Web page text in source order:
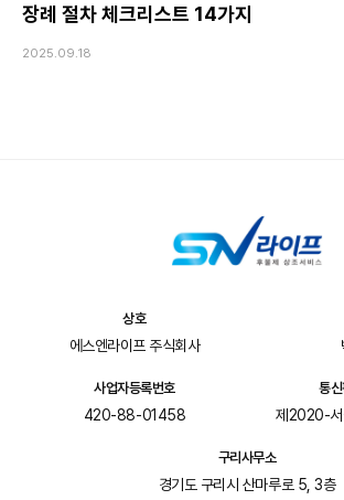
장례 절차 체크리스트 14가지
2025.09.18
상호
에스엔라이프 주식회사
사업자등록번호
420-88-01458
통
제2020-
구리사무소
경기도 구리시 산마루로 5, 3층